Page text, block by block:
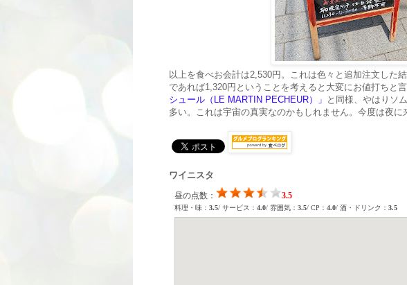
以上を食べお会計は2,530円。これは色々と追加注文した
であれば1,320円ということを考えると大変にお値打ちと言
シュール（LE MARTIN PECHEUR）」 と同様、やはりソ
多い。これは宇宙の真実なのかもしれません。今度は夜に
ワイニスタ